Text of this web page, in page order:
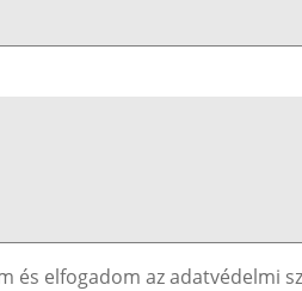
és elfogadom az adatvédelmi